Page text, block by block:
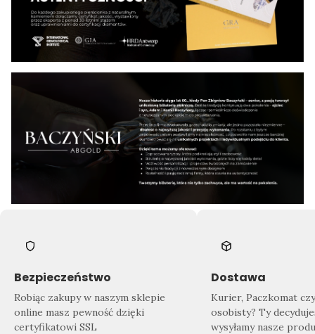
Bezpieczeństwo
Robiąc zakupy w naszym sklepie
online masz pewność dzięki
certyfikatowi SSL
Dostawa
Kurier, Paczkomat
osobisty? Ty
wysyłamy nasze